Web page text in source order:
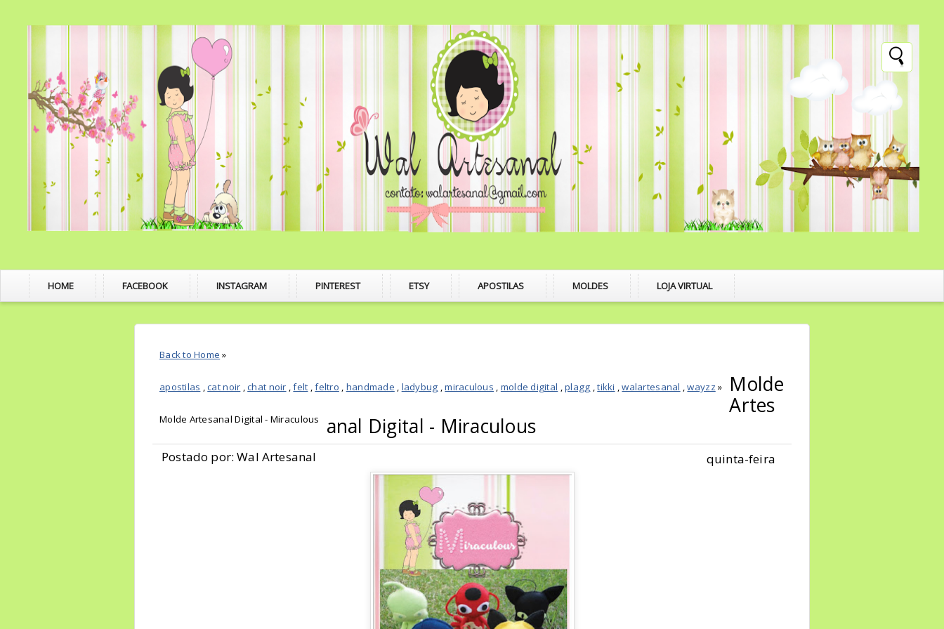
HOME FACEBOOK INSTAGRAM PINTEREST ETSY APOSTILAS MOLDES LOJA VIRTUAL
Back to Home »
apostilas ,cat noir ,chat noir ,felt ,feltro , handmade , ladybug ,miraculous , molde digital ,plagg ,tikki ,walartesanal ,wayzz »
Molde Artesanal Digital - Miraculous
Molde
Artes
anal Digital - Miraculous
Postado por: Wal Artesanal quinta-feira